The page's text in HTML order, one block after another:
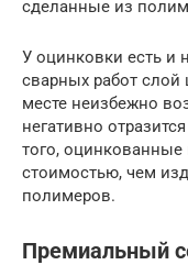
сделанные из
У оцинковки есть и
сварных работ слой
месте неизбежно
негативно
того,
стоимостью, чем
полимеров.
Премиальный